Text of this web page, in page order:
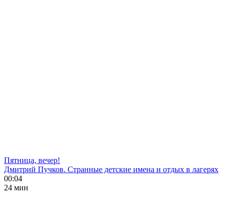
Пятница, вечер!
Дмитрий Пучков. Странные детские имена и отдых в лагерях
00:04
24 мин